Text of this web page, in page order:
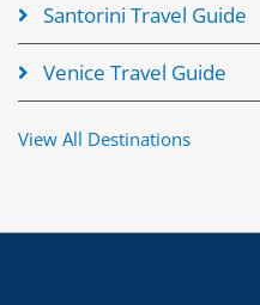
Santorini Travel Guide
Venice Travel Guide
View All Destinations